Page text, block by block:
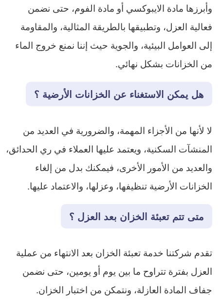
وأبرزها مادة الايبوكسي أو مادة الفوم، حتى نضمن
فعالية العزل، وتطبيقها بالطريقة المثالية، والمقاومة
إلى العوامل البيئية، والجوية حيث إننا نمنع خروج الماء
من الخزانات بشكل نهائي.
هل يمكن الاستغناء عن الخزانات الأرضية ؟
لا لأنها من الأجزاء المهمة، والضرورية في العديد من
المنشآت السكنية، ويعتمد عليها العملاء في ري الحدائق،
والعديد من الأمور الأخرى، فيمكنك بدل من إلغاء
الخزانات الأرضية تنظيفها، وعزلها، والاعتماد عليها.
متى تتم تعبئة الخزان بعد العزل ؟
تقدم شركتنا خدمة تعبئة الخزان بعد الانتهاء من عملية
العزل بفترة تتراوح ما بين يوم أو يومين، حتى نضمن
جفاف المادة العازلة، ونتمكن من اختبار الخزان.